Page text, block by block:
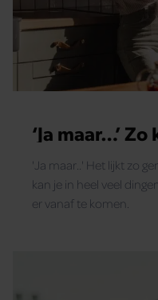
‘Ja maar…’
'Ja maar..' Het lijkt zo
kan je in heel veel
er vanaf te komen.